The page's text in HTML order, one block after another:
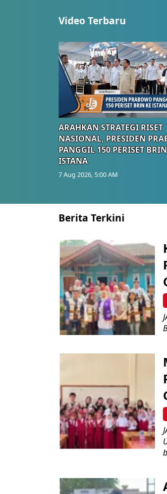
Video Terbaru
ARAHKAN STRATEGI RISET
NASIONAL, PRESIDEN
PANGGIL 150 PERISET
ISTANA
7 Aug 2026, 5:00 AM
Berita Terkini